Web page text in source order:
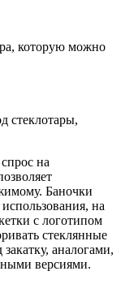
которую можно
стеклотары,
на
Баночки
на
с логотипом
стеклянные
аналогами,
версиями.